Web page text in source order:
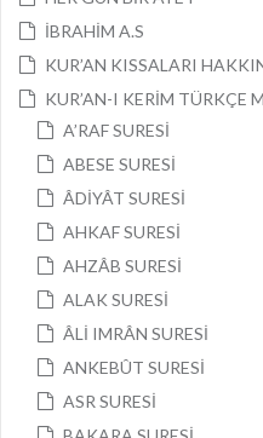
İBRAHİM A.S
KUR’AN KISSALARI
KUR’AN-I KERİM TÜRKÇE
A’RAF SURESİ
ABESE SURESİ
ÂDİYÂT SURESİ
AHKAF SURESİ
AHZÂB SURESİ
ALAK SURESİ
ÂLİ IMRÂN SURESİ
ANKEBÛT SURESİ
ASR SURESİ